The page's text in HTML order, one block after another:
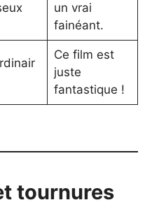
un vrai
fainéant.
Ce film est
juste
fantastique !
tournures